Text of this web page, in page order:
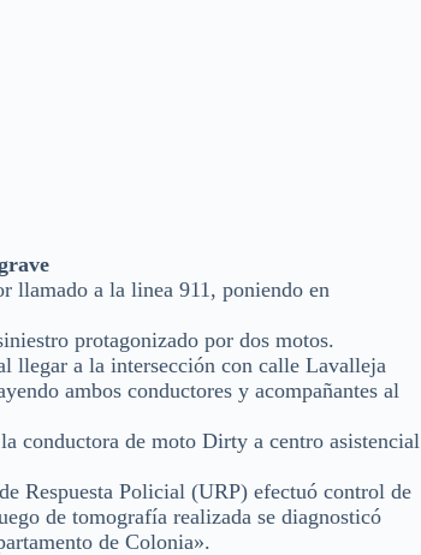
llamado a la linea 911, poniendo en
protagonizado por dos motos.
llegar a la intersección con calle Lavalleja
ambos conductores y acompañantes al
conductora de moto Dirty a centro asistencial
Respuesta Policial (URP) efectuó control de
de tomografía realizada se diagnosticó
de Colonia».